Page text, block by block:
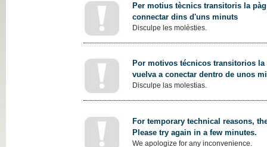
Per motius tècnics transitoris la
connectar dins d'uns minuts
Disculpe les molèsties.
Por motivos técnicos transitorios
vuelva a conectar dentro de unos
Disculpe las molestias.
For temporary technical reasons,
Please try again in a few minutes.
We apologize for any inconvenience.